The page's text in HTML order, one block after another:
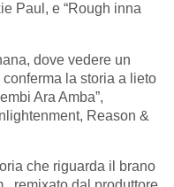
Paul, e “Rough inna
dove vedere un
la storia a lieto
Ara Amba”,
Reason &
che riguarda il brano